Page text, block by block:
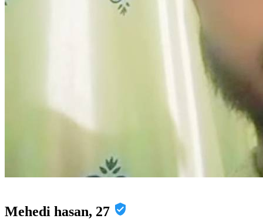
Mehedi hasan, 27